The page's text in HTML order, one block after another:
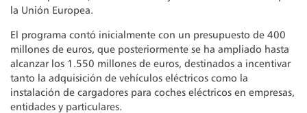
la Unión Europea.
El programa contó inicialmente con un presupuesto de 400
millones de euros, que posteriormente se ha ampliado hasta
alcanzar los 1.550 millones de euros, destinados a incentivar
tanto la adquisición de vehículos eléctricos como la
instalación de cargadores para coches eléctricos en empresas,
entidades y particulares.